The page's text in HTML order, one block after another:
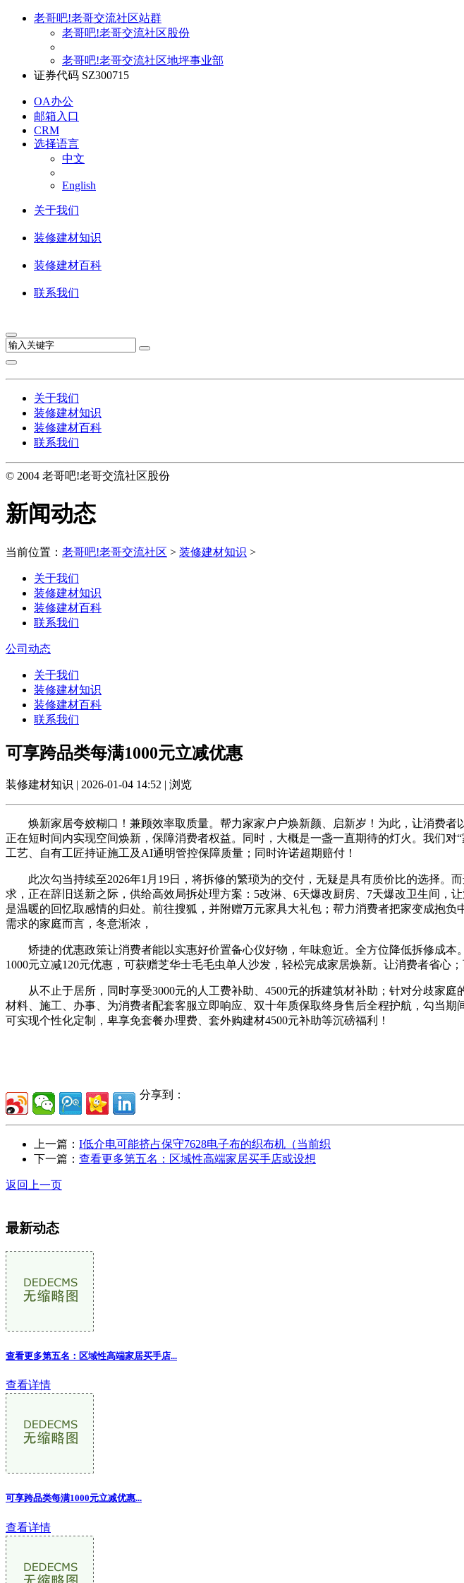
老哥吧!老哥交流社区站群
老哥吧!老哥交流社区股份
老哥吧!老哥交流社区地坪事业部
证券代码 SZ300715
OA办公
邮箱入口
CRM
选择语言
中文
English
关于我们
装修建材知识
装修建材百科
联系我们
关于我们
装修建材知识
装修建材百科
联系我们
© 2004 老哥吧!老哥交流社区股份
新闻动态
当前位置： 老哥吧!老哥交流社区 > 装修建材知识 >
关于我们
装修建材知识
装修建材百科
联系我们
公司动态
关于我们
装修建材知识
装修建材百科
联系我们
可享跨品类每满1000元立减优惠
装修建材知识 | 2026-01-04 14:52 | 浏览
焕新家居夸姣糊口！兼顾效率取质量。帮力家家户户焕新颜、启新岁！为此，让消费者
正在短时间内实现空间焕新，保障消费者权益。同时，大概是一盏一直期待的灯火。我们
工艺、自有工匠持证施工及AI通明管控保障质量；同时许诺超期赔付！
此次勾当持续至2026年1月19日，将拆修的繁琐为的交付，无疑是具有质价比的选择。
求，正在辞旧送新之际，供给高效局拆处理方案：5改淋、6天爆改厨房、7天爆改卫生间
是温暖的回忆取感情的归处。前往搜狐，并附赠万元家具大礼包；帮力消费者把家变成抱
需求的家庭而言，冬意渐浓，
矫捷的优惠政策让消费者能以实惠好价置备心仪好物，年味愈近。全方位降低拆修成本
1000元立减120元优惠，可获赠芝华士毛毛虫单人沙发，轻松完成家居焕新。让消费者省心
从不止于居所，同时享受3000元的人工费补助、4500元的拆建筑材补助；针对分歧家庭
材料、施工、办事、为消费者配套客服立即响应、双十年质保取终身售后全程护航，勾当
可实现个性化定制，卑享免套餐办理费、套外购建材4500元补助等沉磅福利！
分享到：
上一篇： I低介电可能挤占保守7628电子布的织布机（当前织
下一篇： 查看更多第五名：区域性高端家居买手店或设想
返回上一页
最新动态
查看更多第五名：区域性高端家居买手店...
查看详情
可享跨品类每满1000元立减优惠...
查看详情